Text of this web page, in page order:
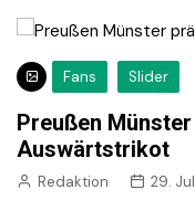
Fans Slider
Preußen
Auswärtstrikot
Redaktion 29.